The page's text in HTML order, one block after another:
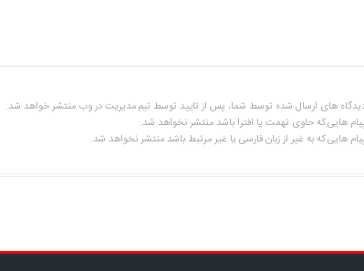
های ارسال شده توسط شما، پس از تایید توسط تیم مدیریت در وب منتشر خواهد شد.
هایی که حاوی تهمت یا افترا باشد منتشر نخواهد شد.
هایی که به غیر از زبان فارسی یا غیر مرتبط باشد منتشر نخواهد شد.